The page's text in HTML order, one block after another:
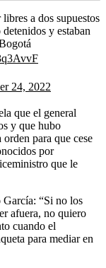
a dos supuestos
y estaban
24, 2022
que el general
y que hubo
para que cese
por
que le
García: “Si no los
afuera, no quiero
cuando el
para mediar en